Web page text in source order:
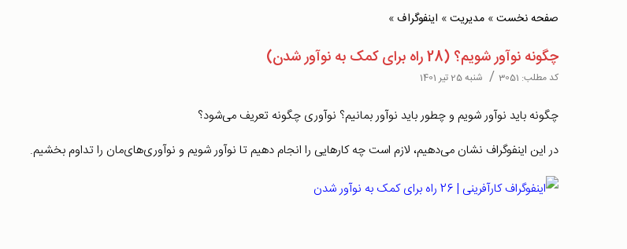
صفحه نخست» مدیریت» اینفوگراف»
چگونه نوآور شویم؟ (28 راه برای کمک به نوآور شدن)
کد مطلب: 3051
/ شنبه 25 تیر 1401
چگونه باید نوآور شویم و چطور باید نوآور بمانیم؟ نوآوری چگونه تعریف می‌شود؟
در این اینفوگراف نشان می‌دهیم، لازم است چه کارهایی را انجام دهیم تا نوآور شویم و نوآوری‌های‌مان را تداوم بخشیم.